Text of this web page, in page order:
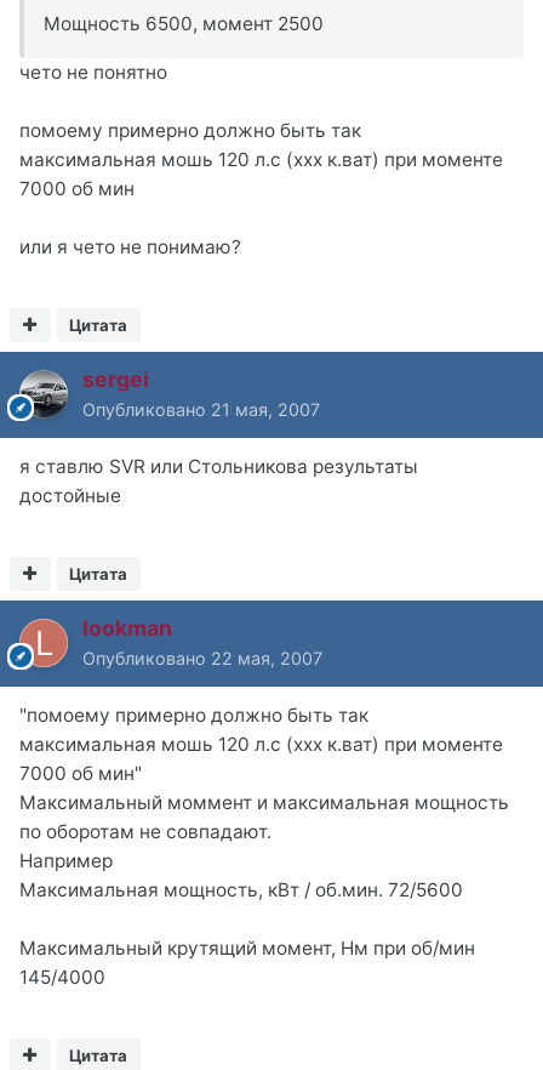
Мощность 6500, момент 2500
чето не понятно
помоему примерно должно быть так
максимальная мошь 120 л.с (ххх к.ват) при моменте
7000 об мин
или я чето не понимаю?
Цитата
sergei
Опубликовано 21 мая, 2007
я ставлю SVR или Стольникова результаты
достойные
Цитата
lookman
Опубликовано 22 мая, 2007
"помоему примерно должно быть так
максимальная мошь 120 л.с (ххх к.ват) при моменте
7000 об мин"
Максимальный моммент и максимальная мощность
по оборотам не совпадают.
Например
Максимальная мощность, кВт / об.мин. 72/5600
Максимальный крутящий момент, Нм при об/мин
145/4000
Цитата